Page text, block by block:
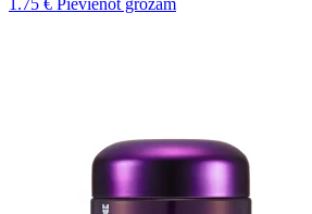
1.75 € Pievienot grozam